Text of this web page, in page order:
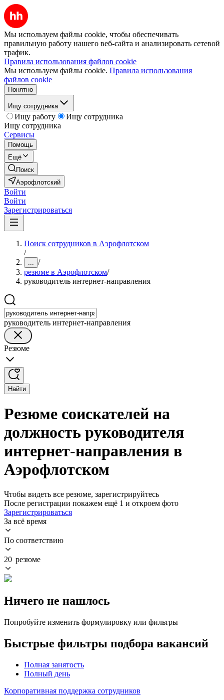
Мы используем файлы cookie, чтобы обеспечивать
правильную работу нашего веб-сайта и анализировать сетевой
трафик.
Правила использования файлов cookie
Мы используем файлы cookie. Правила использования
файлов cookie
Понятно
Ищу сотрудника
Ищу работу
Ищу сотрудника
Ищу сотрудника
Сервисы
Помощь
Ещё
Поиск
Аэрофлотский
Войти
Войти
Зарегистрироваться
Поиск сотрудников в Аэрофлотском
/
... /
резюме в Аэрофлотском/
руководитель интернет-направления
руководитель интернет-направления
Резюме
Найти
Резюме соискателей на
должность руководителя
интернет-направления в
Аэрофлотском
Чтобы видеть все резюме, зарегистрируйтесь
После регистрации покажем ещё 1 и откроем фото
Зарегистрироваться
За всё время
По соответствию
20 резюме
Ничего не нашлось
Попробуйте изменить формулировку или фильтры
Быстрые фильтры подбора вакансий
Полная занятость
Полный день
Корпоративная поддержка сотрудников